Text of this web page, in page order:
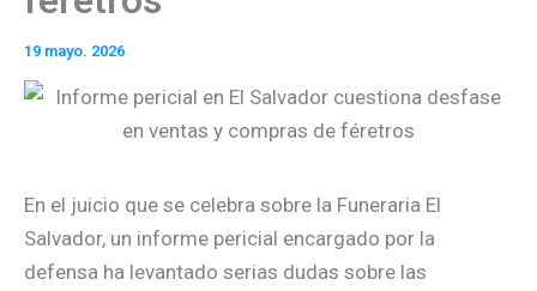
19 mayo. 2026
En el juicio que se celebra sobre la Funeraria El
Salvador, un informe pericial encargado por la
defensa ha levantado serias dudas sobre las